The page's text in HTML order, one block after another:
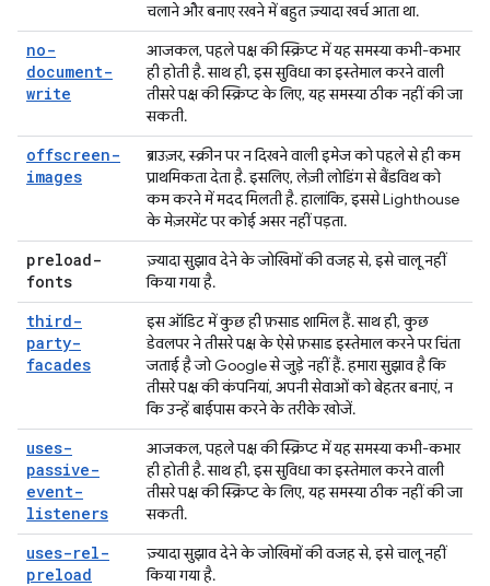
चलाने और बनाए रखने में बहुत ज़्यादा खर्च आता था.
no-
document-
write
आजकल, पहले पक्ष की स्क्रिप्ट में यह समस्या कभी-कभार
ही होती है. साथ ही, इस सुविधा का इस्तेमाल करने वाली
तीसरे पक्ष की स्क्रिप्ट के लिए, यह समस्या ठीक नहीं की जा
सकती.
offscreen-
images
ब्राउज़र, स्क्रीन पर न दिखने वाली इमेज को पहले से ही कम
प्राथमिकता देता है. इसलिए, लेज़ी लोडिंग से बैंडविथ को
कम करने में मदद मिलती है. हालांकि, इससे Lighthouse
के मेज़रमेंट पर कोई असर नहीं पड़ता.
preload-
fonts
ज़्यादा सुझाव देने के जोखिमों की वजह से, इसे चालू नहीं
किया गया है.
third-
party-
facades
इस ऑडिट में कुछ ही फ़साड शामिल हैं. साथ ही, कुछ
डेवलपर ने तीसरे पक्ष के ऐसे फ़साड इस्तेमाल करने पर चिंता
जताई है जो Google से जुड़े नहीं हैं. हमारा सुझाव है कि
तीसरे पक्ष की कंपनियां, अपनी सेवाओं को बेहतर बनाएं, न
कि उन्हें बाईपास करने के तरीके खोजें.
uses-
passive-
event-
listeners
आजकल, पहले पक्ष की स्क्रिप्ट में यह समस्या कभी-कभार
ही होती है. साथ ही, इस सुविधा का इस्तेमाल करने वाली
तीसरे पक्ष की स्क्रिप्ट के लिए, यह समस्या ठीक नहीं की जा
सकती.
uses-rel-
preload
ज़्यादा सुझाव देने के जोखिमों की वजह से, इसे चालू नहीं
किया गया है.